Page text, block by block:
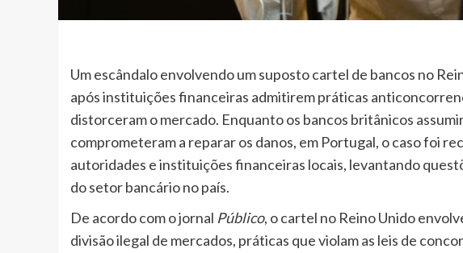
Um escândalo envolvendo um suposto cartel de bancos no
após instituições financeiras admitirem práticas
distorceram o mercado. Enquanto os bancos britânicos
comprometeram a reparar os danos, em Portugal, o caso foi
autoridades e instituições financeiras locais, levantando
do setor bancário no país.
De acordo com o jornal Público, o cartel no Reino Unido
divisão ilegal de mercados, práticas que violam as leis de